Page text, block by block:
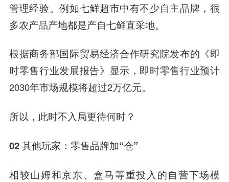
管理经验。例如七鲜超市中有不少自主品牌，很
多农产品产地都是产自七鲜直采地。
根据商务部国际贸易经济合作研究院发布的《即
时零售行业发展报告》显示，即时零售行业预计
2030年市场规模将超过2万亿元。
所以，此时不入局更待何时？
02‍其他玩家：零售品牌加“仓”
相较山姆和京东、盒马等重投入的自营下场模